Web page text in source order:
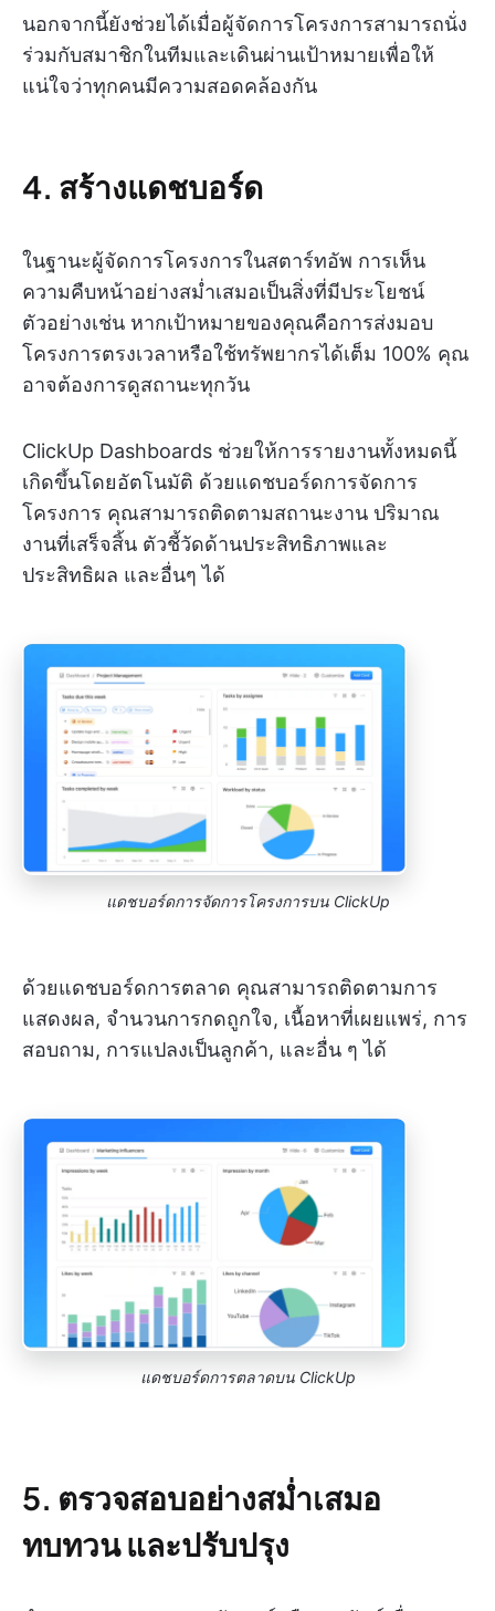
นอกจากนี้ยังช่วยได้เมื่อผู้จัดการโครงการสามารถนั่ง
ร่วมกับสมาชิกในทีมและเดินผ่านเป้าหมายเพื่อให้
แน่ใจว่าทุกคนมีความสอดคล้องกัน
4. สร้างแดชบอร์ด
ในฐานะผู้จัดการโครงการในสตาร์ทอัพ การเห็น
ความคืบหน้าอย่างสม่ำเสมอเป็นสิ่งที่มีประโยชน์
ตัวอย่างเช่น หากเป้าหมายของคุณคือการส่งมอบ
โครงการตรงเวลาหรือใช้ทรัพยากรได้เต็ม 100% คุณ
อาจต้องการดูสถานะทุกวัน
ClickUp Dashboards ช่วยให้การรายงานทั้งหมดนี้
เกิดขึ้นโดยอัตโนมัติ ด้วยแดชบอร์ดการจัดการ
โครงการ คุณสามารถติดตามสถานะงาน ปริมาณ
งานที่เสร็จสิ้น ตัวชี้วัดด้านประสิทธิภาพและ
ประสิทธิผล และอื่นๆ ได้
แดชบอร์ดการจัดการโครงการบน ClickUp
ด้วยแดชบอร์ดการตลาด คุณสามารถติดตามการ
แสดงผล, จำนวนการกดถูกใจ, เนื้อหาที่เผยแพร่, การ
สอบถาม, การแปลงเป็นลูกค้า, และอื่น ๆ ได้
แดชบอร์ดการตลาดบน ClickUp
5. ตรวจสอบอย่างสม่ำเสมอ
ทบทวน และปรับปรุง